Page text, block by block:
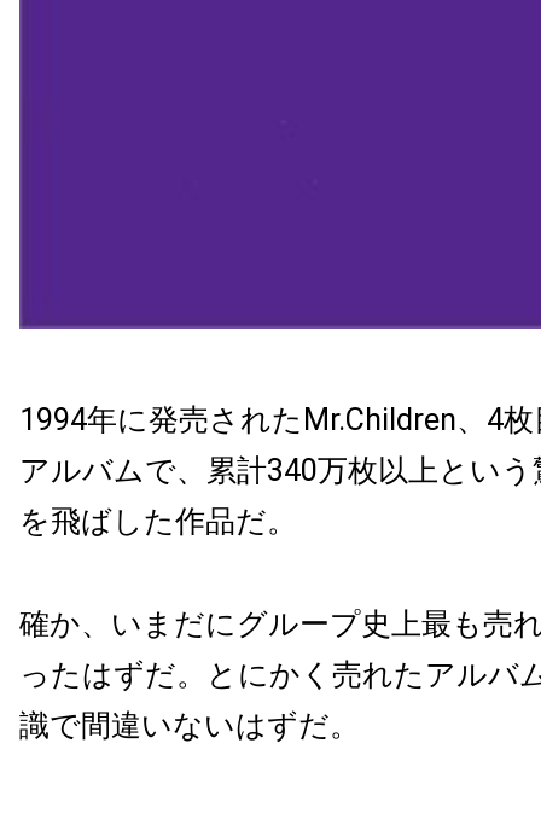
1994年に発売されたMr.Children、4
アルバムで、累計340万枚以上とい
を飛ばした作品だ。
確か、いまだにグループ史上最も売
ったはずだ。とにかく売れたアルバ
識で間違いないはずだ。